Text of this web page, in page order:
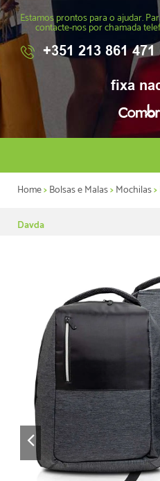
Estamos prontos para o ajudar.
contacte-nos por chamada
+351 213 861 471
fixa
Home>Bolsas e Malas>Mochilas
Davda